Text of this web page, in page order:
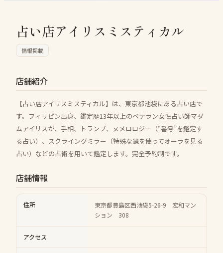
占い店アイリスミスティカル
情報掲載
店舗紹介
【占い店アイリスミスティカル】は、東京都池袋にある占い店で
す。フィリピン出身、鑑定歴13年以上のベテラン女性占い師マダ
ムアイリスが、手相、トランプ、ヌメロロジー（“番号”を鑑定す
る占い）、スクライングミラー（特殊な鏡を使ってオーラを見る
占い）などの占術を用いて鑑定します。完全予約制です。
店舗情報
住所
東京都豊島区西池袋5-26-9 宏和マン
ション 308
アクセス